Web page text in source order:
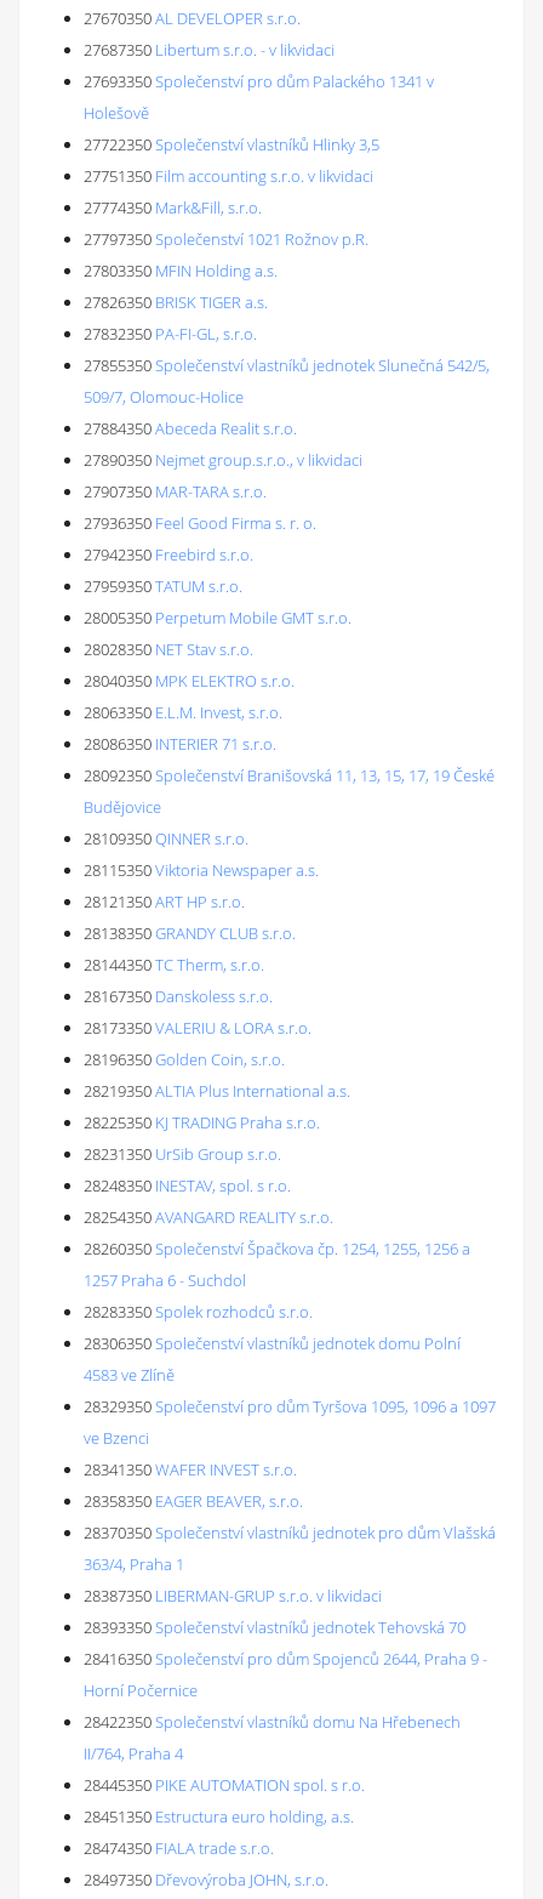
27670350AL DEVELOPER s.r.o.
27687350 Libertum s.r.o. - v likvidaci
27693350Společenství pro dům Palackého 1341 v
Holešově
27722350Společenství vlastníků Hlinky 3,5
27751350 Film accounting s.r.o. v likvidaci
27774350 Mark&Fill, s.r.o.
27797350Společenství 1021 Rožnov p.R.
27803350 MFIN Holding a.s.
27826350 BRISK TIGER a.s.
27832350 PA-FI-GL, s.r.o.
27855350Společenství vlastníků jednotek Slunečná 542/5,
509/7, Olomouc-Holice
27884350Abeceda Realit s.r.o.
27890350 Nejmet group.s.r.o., v likvidaci
27907350 MAR-TARA s.r.o.
27936350 Feel Good Firma s. r. o.
27942350 Freebird s.r.o.
27959350TATUM s.r.o.
28005350 Perpetum Mobile GMT s.r.o.
28028350 NET Stav s.r.o.
28040350 MPK ELEKTRO s.r.o.
28063350 E.L.M. Invest, s.r.o.
28086350 INTERIER 71 s.r.o.
28092350Společenství Branišovská 11, 13, 15, 17, 19 České
Budějovice
28109350QINNER s.r.o.
28115350Viktoria Newspaper a.s.
28121350ART HP s.r.o.
28138350GRANDY CLUB s.r.o.
28144350TC Therm, s.r.o.
28167350 Danskoless s.r.o.
28173350VALERIU & LORA s.r.o.
28196350Golden Coin, s.r.o.
28219350ALTIA Plus International a.s.
28225350 KJ TRADING Praha s.r.o.
28231350 UrSib Group s.r.o.
28248350 INESTAV, spol. s r.o.
28254350AVANGARD REALITY s.r.o.
28260350Společenství Špačkova čp. 1254, 1255, 1256 a
1257 Praha 6 - Suchdol
28283350Spolek rozhodců s.r.o.
28306350Společenství vlastníků jednotek domu Polní
4583 ve Zlíně
28329350Společenství pro dům Tyršova 1095, 1096 a 1097
ve Bzenci
28341350WAFER INVEST s.r.o.
28358350 EAGER BEAVER, s.r.o.
28370350Společenství vlastníků jednotek pro dům Vlašská
363/4, Praha 1
28387350 LIBERMAN-GRUP s.r.o. v likvidaci
28393350Společenství vlastníků jednotek Tehovská 70
28416350Společenství pro dům Spojenců 2644, Praha 9 -
Horní Počernice
28422350Společenství vlastníků domu Na Hřebenech
II/764, Praha 4
28445350 PIKE AUTOMATION spol. s r.o.
28451350 Estructura euro holding, a.s.
28474350 FIALA trade s.r.o.
28497350 Dřevovýroba JOHN, s.r.o.